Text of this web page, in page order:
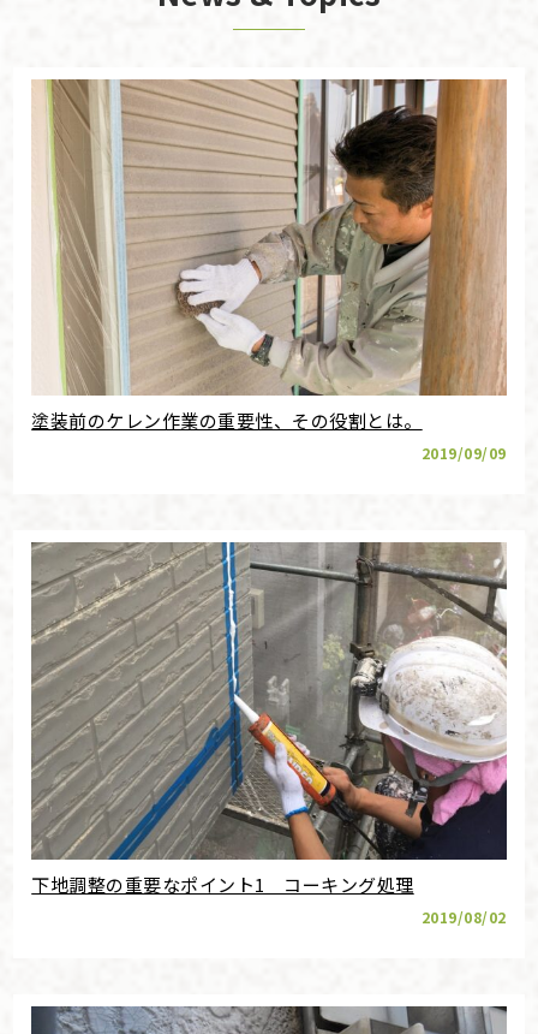
塗装前のケレン作業の重要性、その役割とは。
2019/09/09
下地調整の重要なポイント1 コーキング処理
2019/08/02